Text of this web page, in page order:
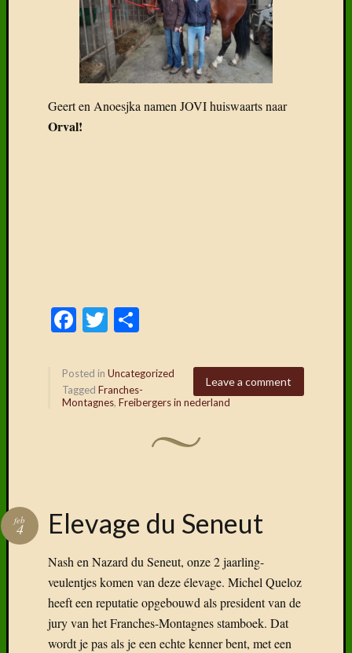
Geert en Anoesjka namen JOVI huiswaarts naar
Orval!
Facebook
Twitter
Leave a comment
Posted in Uncategorized
Tagged Franches-
Montagnes, Freibergers in nederland
Elevage du Seneut
feb
4
Nash en Nazard du Seneut, onze 2 jaarling-
veulentjes komen van deze élevage. Michel Queloz
heeft een reputatie opgebouwd als president van de
jury van het Franches-Montagnes stamboek. Dat
wordt je pas als je een echte kenner bent, met een